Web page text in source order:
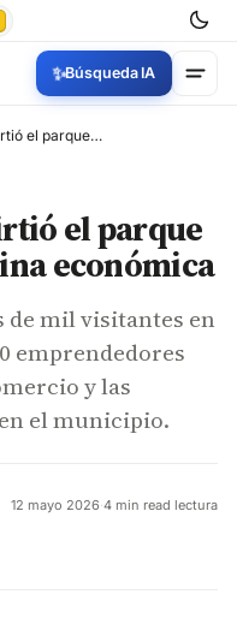
✨Búsqueda IA
Expo Conecta convirtió el parque de Lebrija en máquina económica
el parque
económica
de mil visitantes en
emprendedores
y las
el municipio.
12 mayo 2026·4 min read lectura